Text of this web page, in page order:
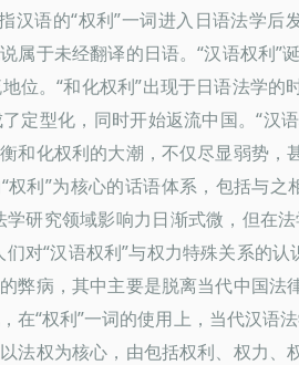
汉语的“权利”一词进入日语法学
属于未经翻译的日语。“汉语权利
位。“和化权利”出现于日语法学的
定型化，同时开始返流中国。“汉
和化权利的大潮，不仅尽显弱势
利”为核心的话语体系，包括与之
学研究领域影响力日渐式微，但在
们对“汉语权利”与权力特殊关系的
弊病，其中主要是脱离当代中国
在“权利”一词的使用上，当代汉语
法权为核心，由包括权利、权力